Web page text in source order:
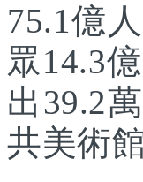
75.1億
眾14.3
出39.2
共美術